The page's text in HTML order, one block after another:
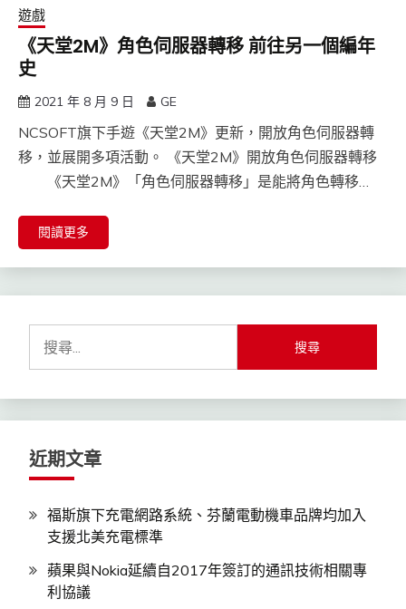
遊戲
《天堂2M》角色伺服器轉移 前往另一個編年
史
2021 年 8 月 9 日 GE
NCSOFT旗下手遊《天堂2M》更新，開放角色伺服器轉
移，並展開多項活動。 《天堂2M》開放角色伺服器轉移
《天堂2M》「角色伺服器轉移」是能將角色轉移…
閱讀更多
鍵
字:
近期文章
福斯旗下充電網路系統、芬蘭電動機車品牌均加入
支援北美充電標準
蘋果與Nokia延續自2017年簽訂的通訊技術相關專
利協議